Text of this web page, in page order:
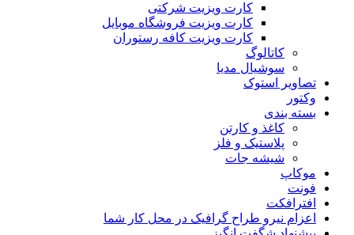
کارت ویزیت شرکتی
کارت ویزیت فروشگاه موبایل
کارت ویزیت کافه رستوران
کاتالوگ
سوشیال مدیا
تصاویر استوک
وکتور
بسته بندی
کاغذ و کارتن
پلاستیک و فلز
شیشه جات
موکاپ
فونت
افترافکت
اعزام نیرو طراح گرافیک در محل کار شما